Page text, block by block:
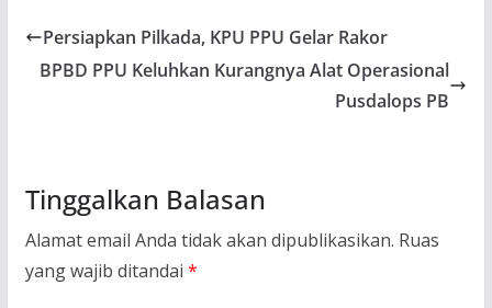
Persiapkan Pilkada, KPU PPU Gelar Rakor
BPBD PPU Keluhkan Kurangnya Alat Operasional
Pusdalops PB
Tinggalkan Balasan
Alamat email Anda tidak akan dipublikasikan. Ruas
yang wajib ditandai *